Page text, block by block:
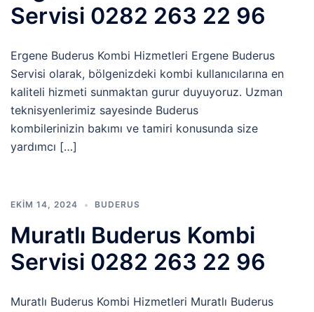
Servisi 0282 263 22 96
Ergene Buderus Kombi Hizmetleri Ergene Buderus
Servisi olarak, bölgenizdeki kombi kullanıcılarına en
kaliteli hizmeti sunmaktan gurur duyuyoruz. Uzman
teknisyenlerimiz sayesinde Buderus
kombilerinizin bakımı ve tamiri konusunda size
yardımcı […]
EKIM 14, 2024 BUDERUS
Muratlı Buderus Kombi
Servisi 0282 263 22 96
Muratlı Buderus Kombi Hizmetleri Muratlı Buderus